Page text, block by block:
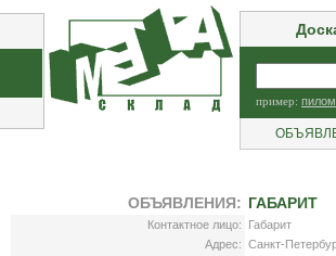
пример:
ОБЪЯВЛЕНИЯ: ГАБАРИТ
Контактное лицо:
Габарит
Адрес: Санкт-